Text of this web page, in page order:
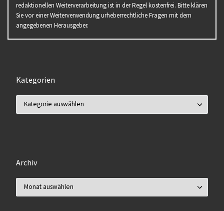
redaktionellen Weiterverarbeitung ist in der Regel kostenfrei. Bitte klären
Sie vor einer Weiterverwendung urheberrechtliche Fragen mit dem
angegebenen Herausgeber.
Kategorien
Archiv